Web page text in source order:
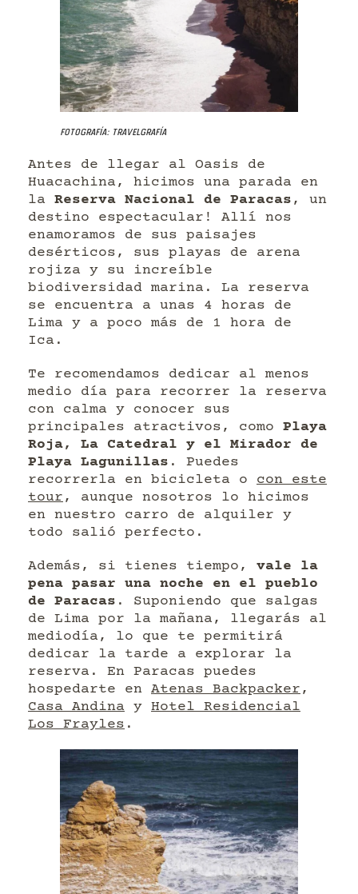
Fotografía: Travelgrafía
Antes de llegar al Oasis de
Huacachina, hicimos una parada en
la Reserva Nacional de Paracas , un
destino espectacular! Allí nos
enamoramos de sus paisajes
desérticos, sus playas de arena
rojiza y su increíble
biodiversidad marina. La reserva
se encuentra a unas 4 horas de
Lima y a poco más de 1 hora de
Ica.
Te recomendamos dedicar al menos
medio día para recorrer la reserva
con calma y conocer sus
principales atractivos, como Playa
Roja, La Catedral y el Mirador de
Playa Lagunillas . Puedes
recorrerla en bicicleta o con este
tour, aunque nosotros lo hicimos
en nuestro carro de alquiler y
todo salió perfecto.
Además, si tienes tiempo, vale la
pena pasar una noche en el pueblo
de Paracas . Suponiendo que salgas
de Lima por la mañana, llegarás al
mediodía, lo que te permitirá
dedicar la tarde a explorar la
reserva. En Paracas puedes
hospedarte en Atenas Backpacker,
Casa Andina y Hotel Residencial
Los Frayles .